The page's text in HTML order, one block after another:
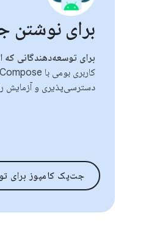
برای نوشتن
برای توسعه‌دهندگانی که
دسترسی‌پذیری و آزمایش
جت‌پک کامپوز برای